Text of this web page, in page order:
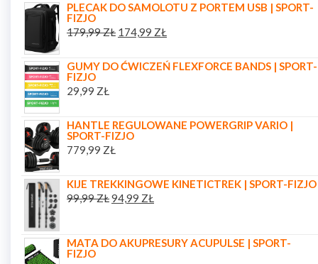
PLECAK DO SAMOLOTU Z PORTEM USB | SPORT-
FIZJO
179,99ZŁ 174,99 ZŁ
GUMY DO ĆWICZEŃ FLEXFORCE BANDS | SPORT-
FIZJO
29,99 ZŁ
HANTLE REGULOWANE POWERGRIP VARIO |
SPORT-FIZJO
779,99 ZŁ
KIJE TREKKINGOWE KINETICTREK | SPORT-FIZJO
99,99ZŁ94,99 ZŁ
MATA DO AKUPRESURY ACUPULSE | SPORT-
FIZJO